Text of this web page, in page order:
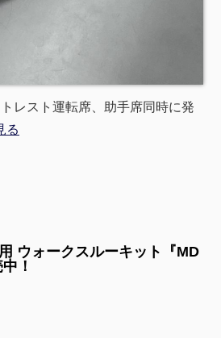
レスト運転席、助手席同時に発
る
ウォークスルーキット『MD
！